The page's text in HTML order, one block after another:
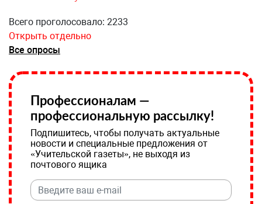
Всего проголосовало: 2233
Открыть отдельно
Все опросы
Профессионалам —
профессиональную рассылку!
Подпишитесь, чтобы получать актуальные
новости и специальные предложения от
«Учительской газеты», не выходя из
почтового ящика